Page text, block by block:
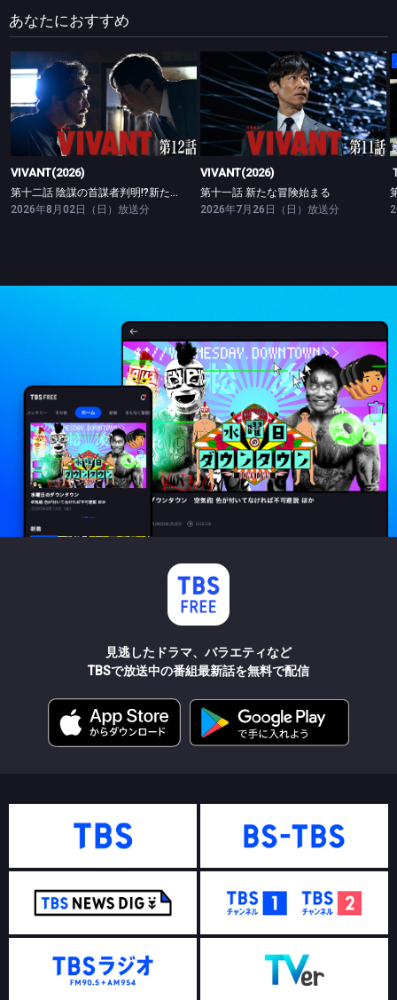
あなたにおすすめ
VIVANT(2026)
VIVANT(2026)
第十二話 陰謀の首謀者判明!?新たな仲間との対峙
2026年8月02日（日）放送分
VIVANT(2026)
第十一話 新たな冒険始まる
VIVANT(2026)
第十一話 新たな冒険始まる
2026年7月26日（日）放送分
見逃したドラマ、バラエティなど
TBSで放送中の番組最新話を無料で配信